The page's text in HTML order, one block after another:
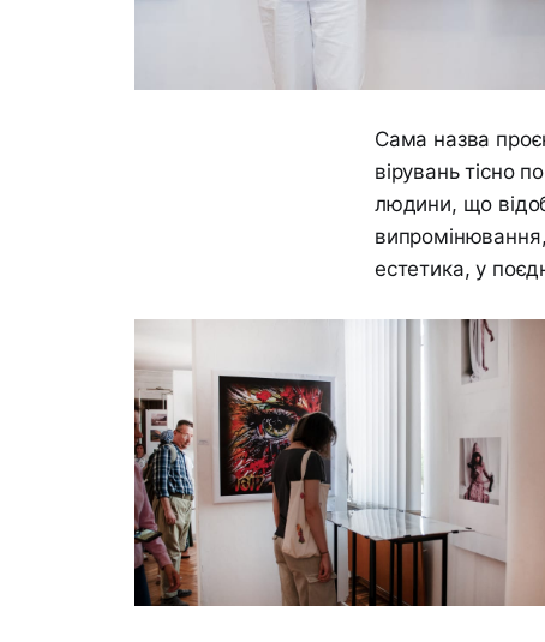
Сама назва
вірувань тісно
людини, що
естетика, у